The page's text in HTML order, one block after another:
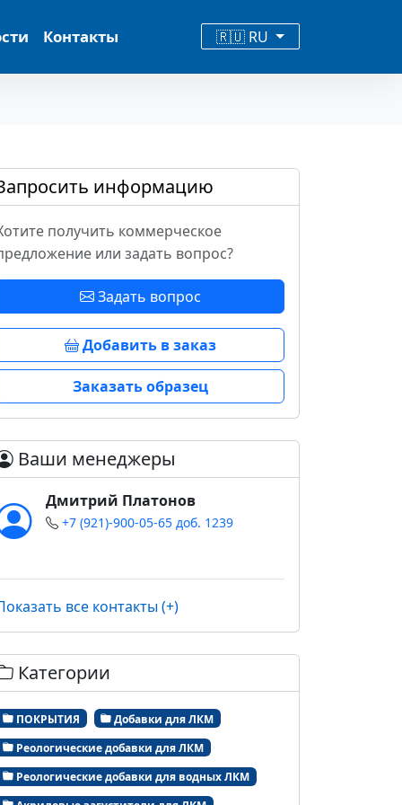
Контакты 🇷🇺 RU
информацию
получить коммерческое
или задать вопрос?
Задать вопрос
Добавить в заказ
Заказать образец
Ваши менеджеры
Дмитрий Платонов
+7 (921)-900-05-65 доб. 1239
все контакты (+)
Категории
ПОКРЫТИЯ
Добавки для ЛКМ
Реологические добавки для ЛКМ
Реологические добавки для водных ЛКМ